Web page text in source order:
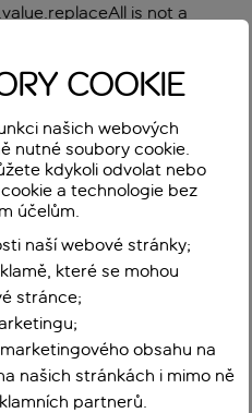
is not a
COOKIE
našich webových
nutné soubory cookie.
kdykoli odvolat nebo
a technologie bez
účelům.
naší webové stránky;
které se mohou
stránce;
obsahu na
našich stránkách i mimo ně
partnerů.